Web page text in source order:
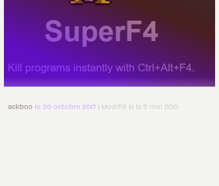
ackboo le 30 octobre 2017 | Modifié le le 5 mai 2021